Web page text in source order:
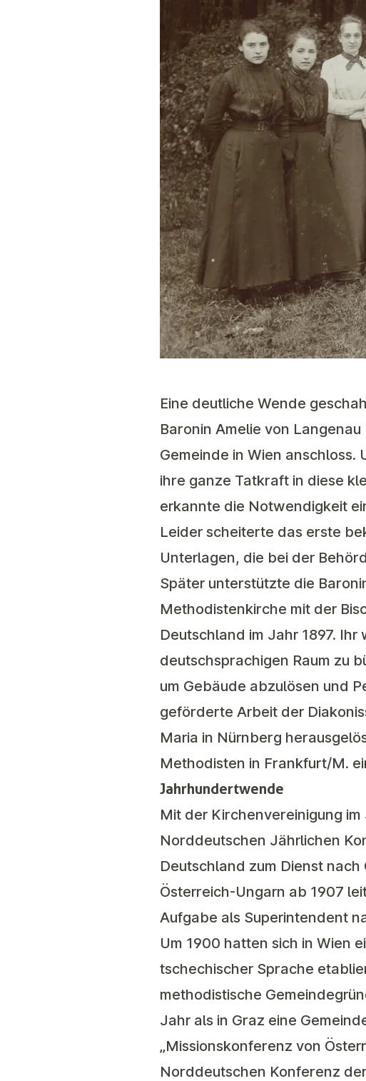
Eine deutliche Wende
Baronin Amelie von
Gemeinde in Wien anschloss.
ihre ganze Tatkraft in diese
erkannte die Notwendigkeit
Leider scheiterte das erste
Unterlagen, die bei der
Später unterstützte die
Methodistenkirche mit der
Deutschland im Jahr 1897.
deutschsprachigen Raum zu
um Gebäude abzulösen und
geförderte Arbeit der
Maria in Nürnberg
Methodisten in Frankfurt/M.
Jahrhundertwende
Mit der Kirchenvereinigung
Norddeutschen Jährlichen
Deutschland zum Dienst
Österreich-Ungarn ab 1907
Aufgabe als Superintendent
Um 1900 hatten sich in Wien
tschechischer Sprache
methodistische
Jahr als in Graz eine
„Missionskonferenz von
Norddeutschen Konferenz